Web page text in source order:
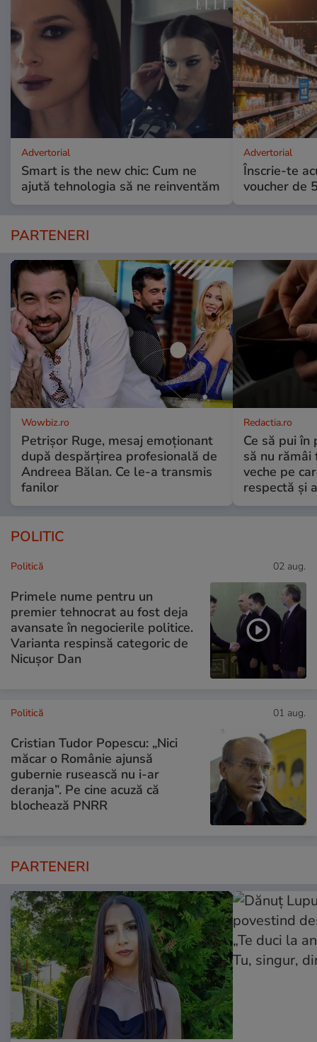
Advertorial
Smart is the new chic: Cum ne
ajută tehnologia să ne reinventăm
Advertorial
Înscrie-te
voucher de
PARTENERI
Wowbiz.ro
Petrișor Ruge, mesaj emoționant
după despărțirea profesională de
Andreea Bălan. Ce le-a transmis
fanilor
Redactia.ro
Ce să pui
să nu rămâi
veche pe
respectă și
POLITIC
Politică 02 aug.
Primele nume pentru un
premier tehnocrat au fost deja
avansate în negocierile politice.
Varianta respinsă categoric de
Nicușor Dan
Politică 01 aug.
Cristian Tudor Popescu: „Nici
măcar o Românie ajunsă
gubernie rusească nu i-ar
deranja”. Pe cine acuză că
blochează PNRR
PARTENERI